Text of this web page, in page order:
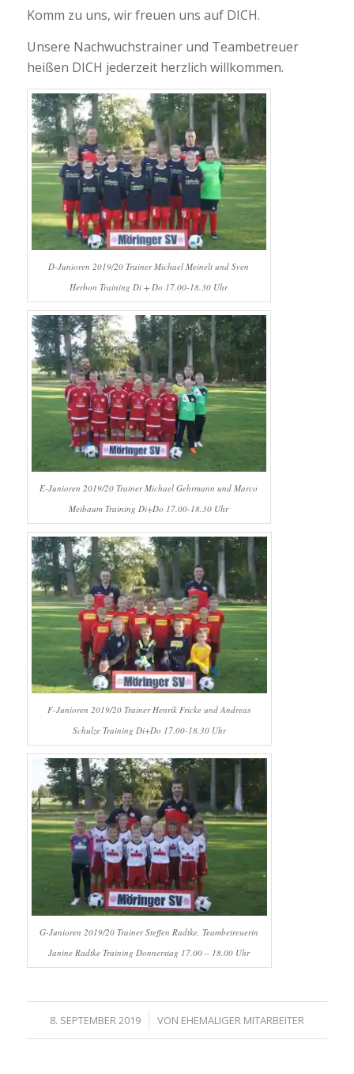
Komm zu uns, wir freuen uns auf DICH.
Unsere Nachwuchstrainer und Teambetreuer
heißen DICH jederzeit herzlich willkommen.
D-Junioren 2019/20 Trainer Michael Meinelt und Sven
Herbon Training Di + Do 17.00-18.30 Uhr
E-Junioren 2019/20 Trainer Michael Gehrmann und Marco
Meibaum Training Di+Do 17.00-18.30 Uhr
F-Junioren 2019/20 Trainer Henrik Fricke und Andreas
Schulze Training Di+Do 17.00-18.30 Uhr
G-Junioren 2019/20 Trainer Steffen Radtke, Teambetreuerin
Janine Radtke Training Donnerstag 17.00 – 18.00 Uhr
8. SEPTEMBER 2019
/ VON EHEMALIGER MITARBEITER